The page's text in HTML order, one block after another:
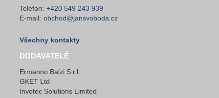
Telefon: +420 549 243 939
E-mail: obchod@jansvoboda.cz
Všechny kontakty
DODAVATELÉ
Ermanno Balzi S.r.l.
GKET Ltd
Invotec Solutions Limited